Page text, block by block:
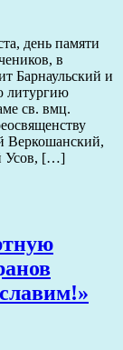
день памяти
в
Барнаульский и
литургию
св. вмц.
Веркошанский,
Усов, […]